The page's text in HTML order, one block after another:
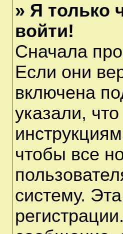
» Я только
войти!
Сначала
Если они
включена
указали,
чтобы все
систему.